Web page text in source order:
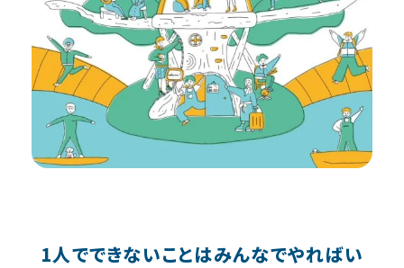
1人でできないことはみんなでやればい